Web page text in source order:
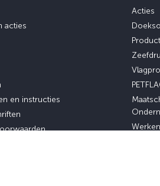
acties
en instructies
Acties